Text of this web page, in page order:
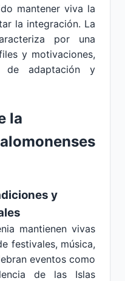
mantener viva la
la integración. La
por una
y motivaciones,
de adaptación y
la
y
mantienen vivas
festivales, música,
eventos como
de las Islas